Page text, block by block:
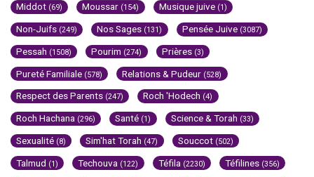
Middot (69) Moussar (154) Musique juive (1)
Non-Juifs (249) Nos Sages (131) Pensée Juive (3087)
Pessah (1508) Pourim (274) Prières (3)
Pureté Familiale (578) Relations & Pudeur (528)
Respect des Parents (247) Roch 'Hodech (4)
Roch Hachana (296) Santé (1) Science & Torah (33)
Sexualité (8) Sim'hat Torah (47) Souccot (502)
Talmud (1) Techouva (122) Téfila (2230) Téfilines (356)